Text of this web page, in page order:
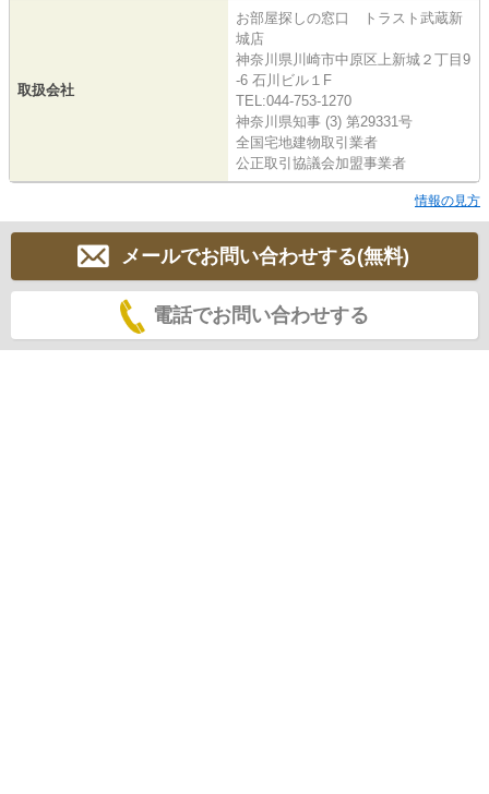
取扱会社
お部屋探しの窓口 トラスト武蔵新
城店
神奈川県川崎市中原区上新城２丁目9
-6 石川ビル１F
TEL:044-753-1270
神奈川県知事 (3) 第29331号
全国宅地建物取引業者
公正取引協議会加盟事業者
情報の見方
メールでお問い合わせする(無料)
電話でお問い合わせする